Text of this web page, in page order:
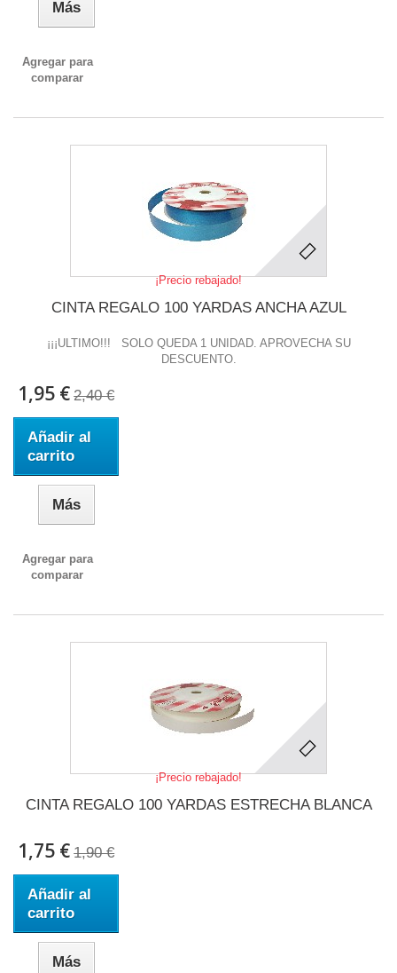
Más
Agregar para
comparar
¡Precio rebajado!
CINTA REGALO 100 YARDAS ANCHA AZUL
¡¡¡ULTIMO!!! SOLO QUEDA 1 UNIDAD. APROVECHA SU
DESCUENTO.
1,95 € 2,40 €
Añadir al
carrito
Más
Agregar para
comparar
¡Precio rebajado!
CINTA REGALO 100 YARDAS ESTRECHA BLANCA
1,75 € 1,90 €
Añadir al
carrito
Más